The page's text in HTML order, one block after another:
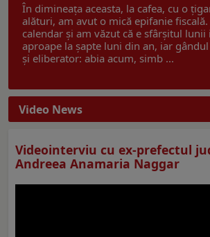
În dimineața aceasta, la cafea, cu o
alături, am avut o mică epifanie
calendar și am văzut că e sfârșitul lunii
aproape la șapte luni din an, iar
și eliberator: abia acum, simb ...
Video News
Videointerviu cu ex-prefectul
Andreea Anamaria Naggar